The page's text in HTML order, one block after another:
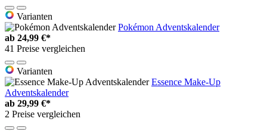
Varianten
Pokémon Adventskalender
ab 24,99 €*
41 Preise vergleichen
Varianten
Essence Make-Up
Adventskalender
ab 29,99 €*
2 Preise vergleichen